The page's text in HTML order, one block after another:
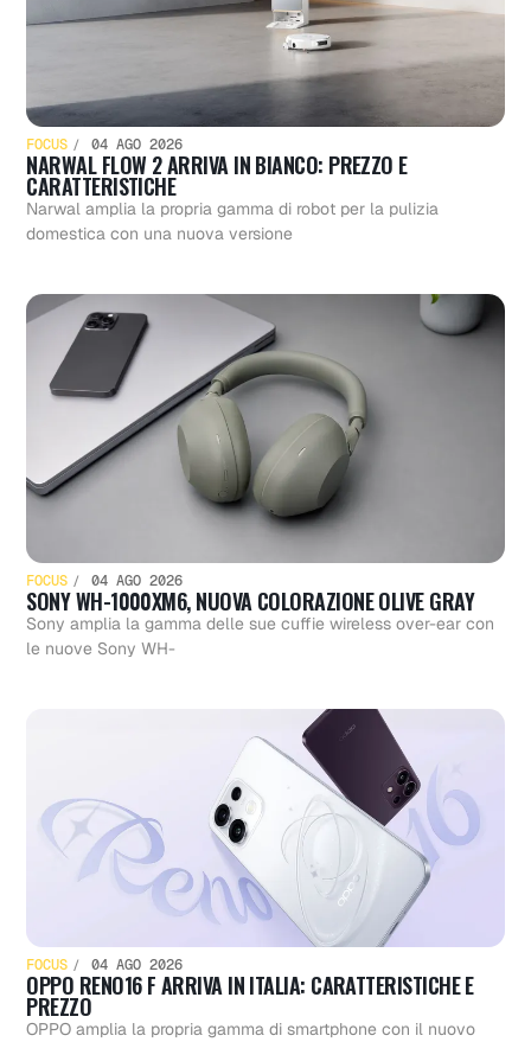
FOCUS 04 AGO 2026
NARWAL FLOW 2 ARRIVA IN BIANCO: PREZZO E
CARATTERISTICHE
Narwal amplia la propria gamma di robot per la pulizia
domestica con una nuova versione
FOCUS 04 AGO 2026
SONY WH-1000XM6, NUOVA COLORAZIONE OLIVE GRAY
Sony amplia la gamma delle sue cuffie wireless over-ear con
le nuove Sony WH-
FOCUS 04 AGO 2026
OPPO RENO16 F ARRIVA IN ITALIA: CARATTERISTICHE E
PREZZO
OPPO amplia la propria gamma di smartphone con il nuovo